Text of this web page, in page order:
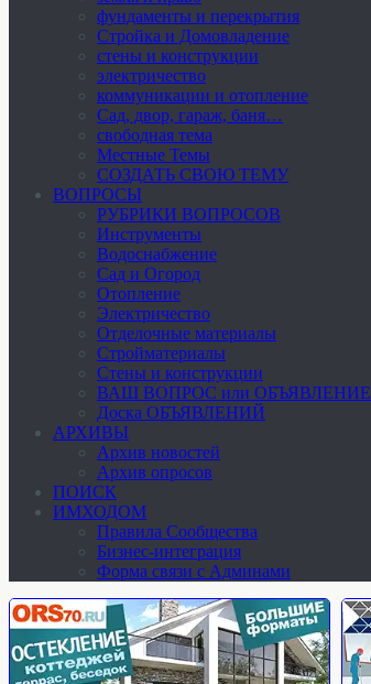
фундаменты и перекрытия
Стройка и Домовладение
стены и конструкции
электричество
коммуникации и отопление
Cад, двор, гараж, баня…
свободная тема
Местные Темы
СОЗДАТЬ СВОЮ ТЕМУ
ВОПРОСЫ
РУБРИКИ ВОПРОСОВ
Инструменты
Водоснабжение
Сад и Огород
Отопление
Электричество
Отделочные материалы
Стройматериалы
Стены и конструкции
ВАШ ВОПРОС или ОБЪЯВЛЕНИЕ
Доска ОБЪЯВЛЕНИЙ
АРХИВЫ
Архив новостей
Архив опросов
ПОИСК
ИМХОДОМ
Правила Сообщества
Бизнес-интеграция
Форма связи с Админами